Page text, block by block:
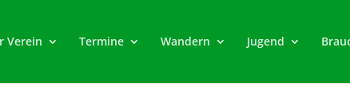
Verein Termine Wandern Jugend